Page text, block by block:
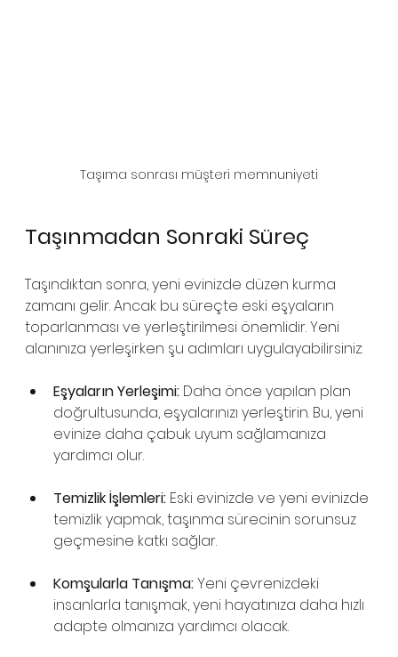
Taşıma sonrası müşteri memnuniyeti
Taşınmadan Sonraki Süreç
Taşındıktan sonra, yeni evinizde düzen kurma
zamanı gelir. Ancak bu süreçte eski eşyaların
toparlanması ve yerleştirilmesi önemlidir. Yeni
alanınıza yerleşirken şu adımları uygulayabilirsiniz:
Eşyaların Yerleşimi: Daha önce yapılan plan
doğrultusunda, eşyalarınızı yerleştirin. Bu, yeni
evinize daha çabuk uyum sağlamanıza
yardımcı olur.
Temizlik İşlemleri: Eski evinizde ve yeni evinizde
temizlik yapmak, taşınma sürecinin sorunsuz
geçmesine katkı sağlar.
Komşularla Tanışma: Yeni çevrenizdeki
insanlarla tanışmak, yeni hayatınıza daha hızlı
adapte olmanıza yardımcı olacak.